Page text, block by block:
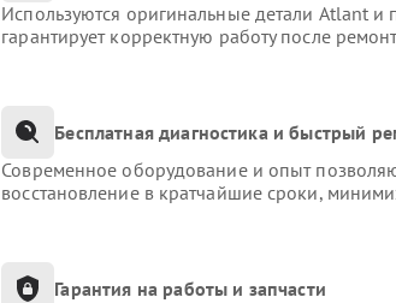
Используются оригинальные детали Atlant
гарантирует корректную работу после
Бесплатная диагностика и быстрый
Современное оборудование и опыт
восстановление в кратчайшие сроки,
Гарантия на работы и запчасти